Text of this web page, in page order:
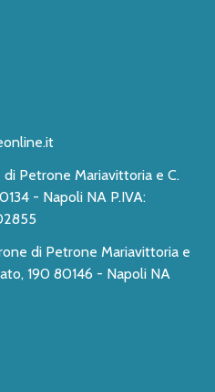
Petrone Mariavittoria e C.
di Petrone Mariavittoria e
190 80146 - Napoli NA